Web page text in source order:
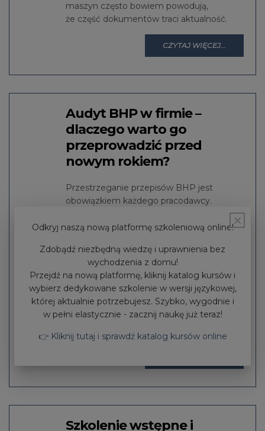
maszyn często bowiem powodują,
że część dokumentów traci aktualność.
CZYTAJ WIĘCEJ...
Audyt BHP w firmie –
dlaczego warto go
przeprowadzić przed
nowym rokiem?
Przestrzeganie przepisów BHP jest
obowiązkiem każdego pracodawcy.
sankcjami karnymi – przykładowo karami
nieprawidłowości związane
z funkcjonowaniem firmy, a także ułatwia
wdrożenie odpowiedniej strategii
postępowania mającej na celu poprawę
w zakresie bezpieczeństwa i higieny pracy.
Dlaczego warto go przeprowadzić przed
nowym rokiem?
Szkolenie wstępne i
×
Odkryj naszą nową platformę szkoleniową online!
Zdobądź niezbędną wiedzę i uprawnienia bez
wychodzenia z domu!
Przejdź na nową platformę, kliknij katalog kursów i
wybierz dedykowane szkolenie w wersji językowej,
której aktualnie potrzebujesz. Szybko, wygodnie i
w pełni elastycznie - zacznij naukę już teraz!
👉 Kliknij tutaj i sprawdź katalog kursów online